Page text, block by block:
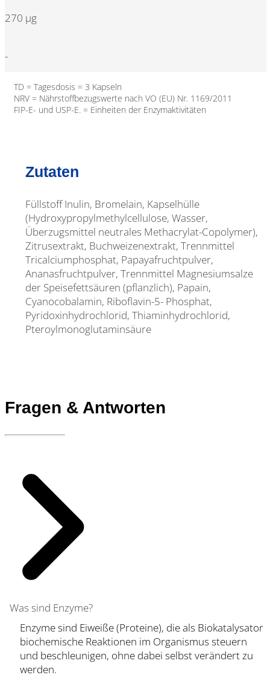
270 µg
-
TD = Tagesdosis = 3 Kapseln
NRV = Nährstoffbezugswerte nach VO (EU) Nr. 1169/2011
FIP-E- und USP-E. = Einheiten der Enzymaktivitäten
Zutaten
Füllstoff Inulin, Bromelain, Kapselhülle
(Hydroxypropylmethylcellulose, Wasser,
Überzugsmittel neutrales Methacrylat-Copolymer),
Zitrusextrakt, Buchweizenextrakt, Trennmittel
Tricalciumphosphat, Papayafruchtpulver,
Ananasfruchtpulver, Trennmittel Magnesiumsalze
der Speisefettsäuren (pflanzlich), Papain,
Cyanocobalamin, Riboflavin-5- Phosphat,
Pyridoxinhydrochlorid, Thiaminhydrochlorid,
Pteroylmonoglutaminsäure
Fragen & Antworten
Was sind Enzyme?
Enzyme sind Eiweiße (Proteine), die als Biokatalysator
biochemische Reaktionen im Organismus steuern
und beschleunigen, ohne dabei selbst verändert zu
werden.